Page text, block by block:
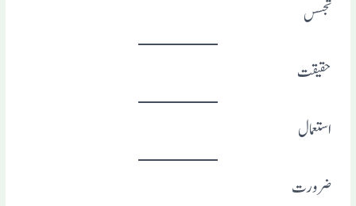
تجسس
حقیقت
استعمال
ضرورت